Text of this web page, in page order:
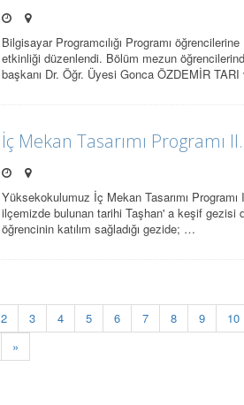
Bilgisayar Programcılığı Programı
etkinliği düzenlendi. Bölüm mezun
başkanı Dr. Öğr. Üyesi Gonca ÖZDEMİR
İç Mekan Tasarımı Programı
Yüksekokulumuz İç Mekan Tasarımı
ilçemizde bulunan tarihi Taşhan' a keşif gezisi
öğrencinin katılım sağladığı gezide; …
2 3 4 5 6 7 8 9 10
»